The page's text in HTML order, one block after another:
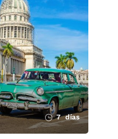
7 días